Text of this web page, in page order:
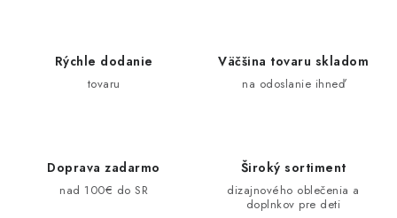
Rýchle dodanie
tovaru
Väčšina tovaru skladom
na odoslanie ihneď
Doprava zadarmo
nad 100€ do SR
Široký sortiment
dizajnového oblečenia a
doplnkov pre deti